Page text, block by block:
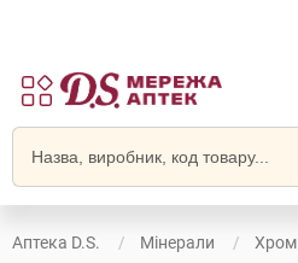
Аптека D.S. Мінерали Хром